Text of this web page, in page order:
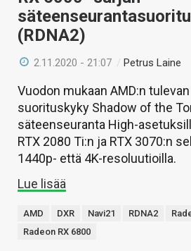
(RDNA2)
2.11.2020 - 21:07 /Petrus Laine
Vuodon mukaan AMD:n
suorituskyky Shadow of the
säteenseuranta High-
RTX 2080 Ti:n ja RTX 3070:n
1440p- että 4K-resoluutioilla.
Lue lisää
AMD DXR Navi21 RDNA2
Radeon RX 6800